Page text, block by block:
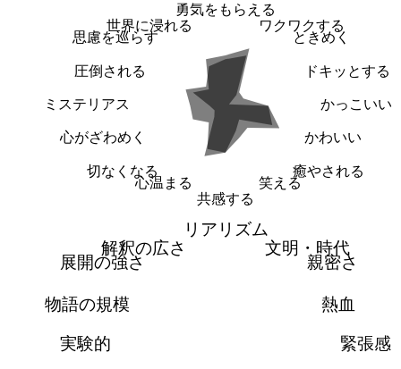
勇気をもらえる
ワクワクする
ときめく
ドキッとする
かっこいい
かわいい
癒やされる
笑える
共感する
心温まる
切なくなる
心がざわめく
ミステリアス
圧倒される
思慮を巡らす
世界に浸れる
リアリズム
文明・時代
親密さ
熱血
緊張感
実験的
物語の規模
展開の強さ
解釈の広さ